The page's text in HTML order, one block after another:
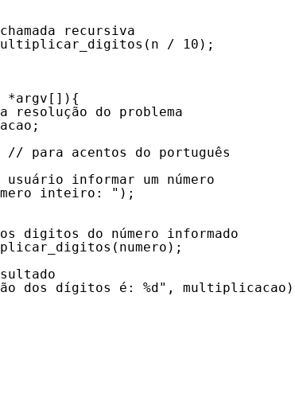
recursiva
/ 10);
*argv[]){
do problema
para acentos do português
informar um número
inteiro: ");
digitos do número informado
dos dígitos é: %d",